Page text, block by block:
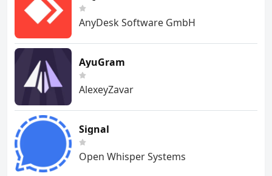
AnyDesk Software GmbH
AyuGram
AlexeyZavar
Signal
Open Whisper Systems